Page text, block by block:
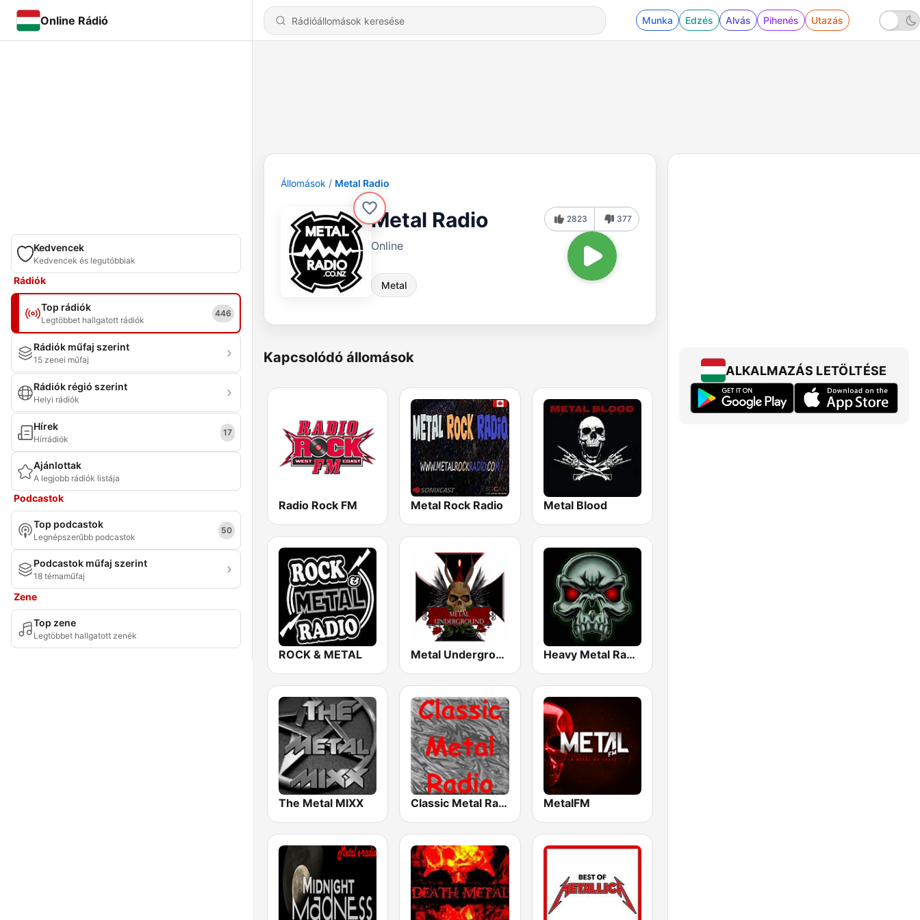
Online Rádió Munka Edzés Alvás Pihenés Utazás
Kedvencek
Kedvencek és legutóbbiak
Rádiók
Top rádiók
Legtöbbet hallgatott rádiók
446
Rádiók műfaj szerint
15 zenei műfaj
Rádiók régió szerint
Helyi rádiók
Hírek
Hírrádiók
17
Ajánlottak
A legjobb rádiók listája
Podcastok
Top podcastok
Legnépszerűbb podcastok
50
Podcastok műfaj szerint
18 témaműfaj
Zene
Top zene
Legtöbbet hallgatott zenék
Állomások Metal Radio
Metal Radio
Online
Metal
2823 377
Kapcsolódó állomások
Radio Rock FM Metal Rock Radio Metal Blood
ROCK & METAL Metal Underground Heavy Metal Radio
The Metal MIXX Classic Metal Radio MetalFM
ALKALMAZÁS LETÖLTÉSE